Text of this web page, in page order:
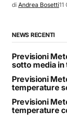
di Andrea Bosetti11
NEWS RECENTI
Previsioni
sotto media in
Previsioni
temperature
Previsioni
temperature